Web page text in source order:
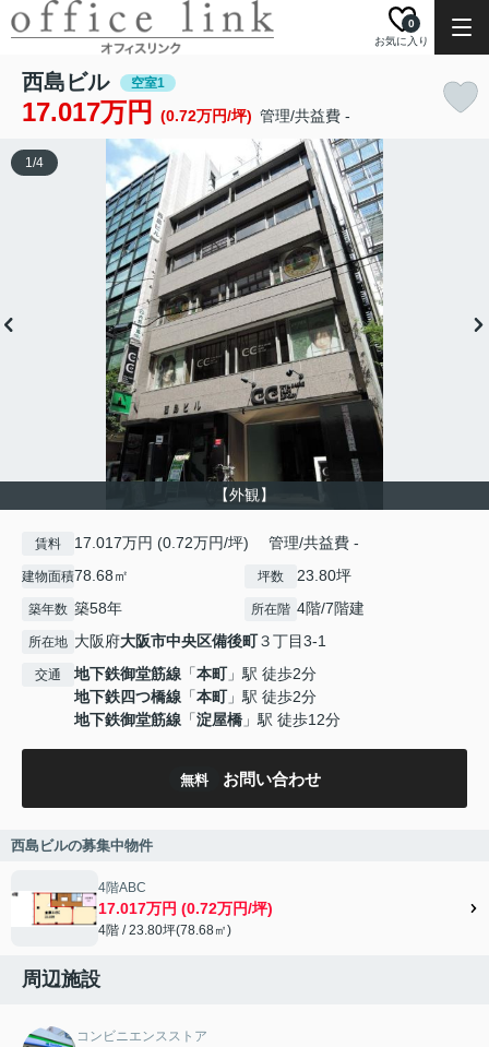
お気に入り
0
西島ビル 空室1
17.017万円 (0.72万円/坪) 管理/共益費 -
【外観】
1/4
賃料 17.017万円 (0.72万円/坪) 管理/共益費 -
建物面積78.68㎡ 坪数 23.80坪
築年数 築58年 所在階 4階/7階建
所在地 大阪府大阪市中央区備後町３丁目3-1
交通 地下鉄御堂筋線 「本町」駅 徒歩2分
地下鉄四つ橋線 「本町」駅 徒歩2分
地下鉄御堂筋線 「淀屋橋 」駅 徒歩12分
無料 お問い合わせ
西島ビルの募集中物件
4階ABC
17.017万円 (0.72万円/坪)
4階 / 23.80坪(78.68㎡)
周辺施設
コンビニエンスストア